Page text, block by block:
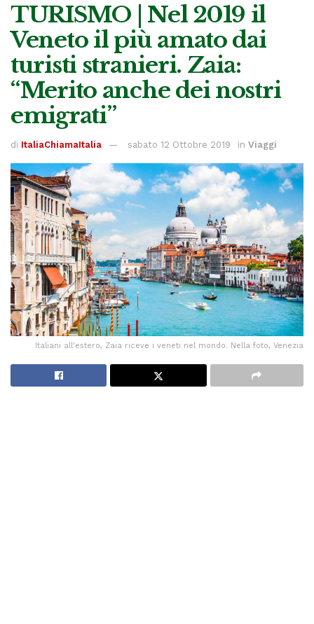
TURISMO | Nel 2019 il
Veneto il più amato dai
turisti stranieri. Zaia:
“Merito anche dei nostri
emigrati”
di ItaliaChiamaItalia sabato 12 Ottobre 2019 in Viaggi
Italiani all'estero, Zaia riceve i veneti nel mondo. Nella foto, Venezia